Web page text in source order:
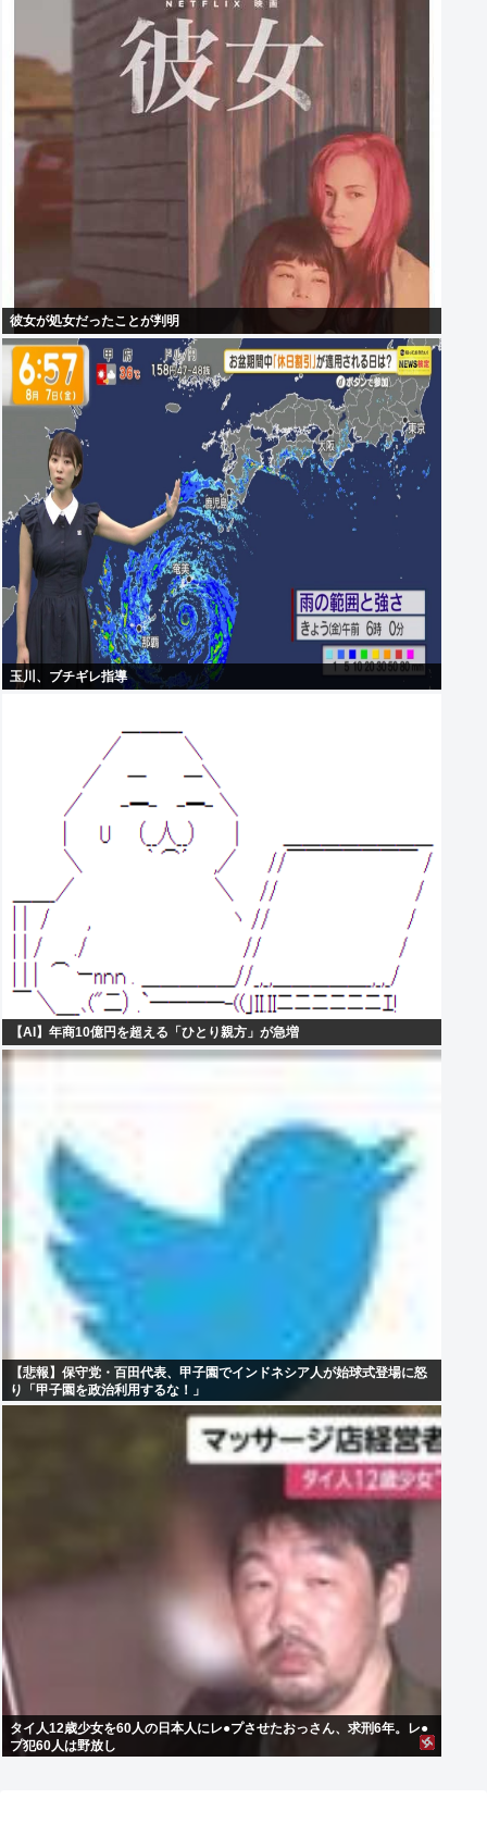
彼女が処女だったことが判明
玉川、ブチギレ指導
【AI】年商10億円を超える「ひとり親方」が急増
【悲報】保守党・百田代表、甲子園でインドネシア人が始球式登場に怒
り「甲子園を政治利用するな！」
タイ人12歳少女を60人の日本人にレ●プさせたおっさん、求刑6年。レ●
プ犯60人は野放し